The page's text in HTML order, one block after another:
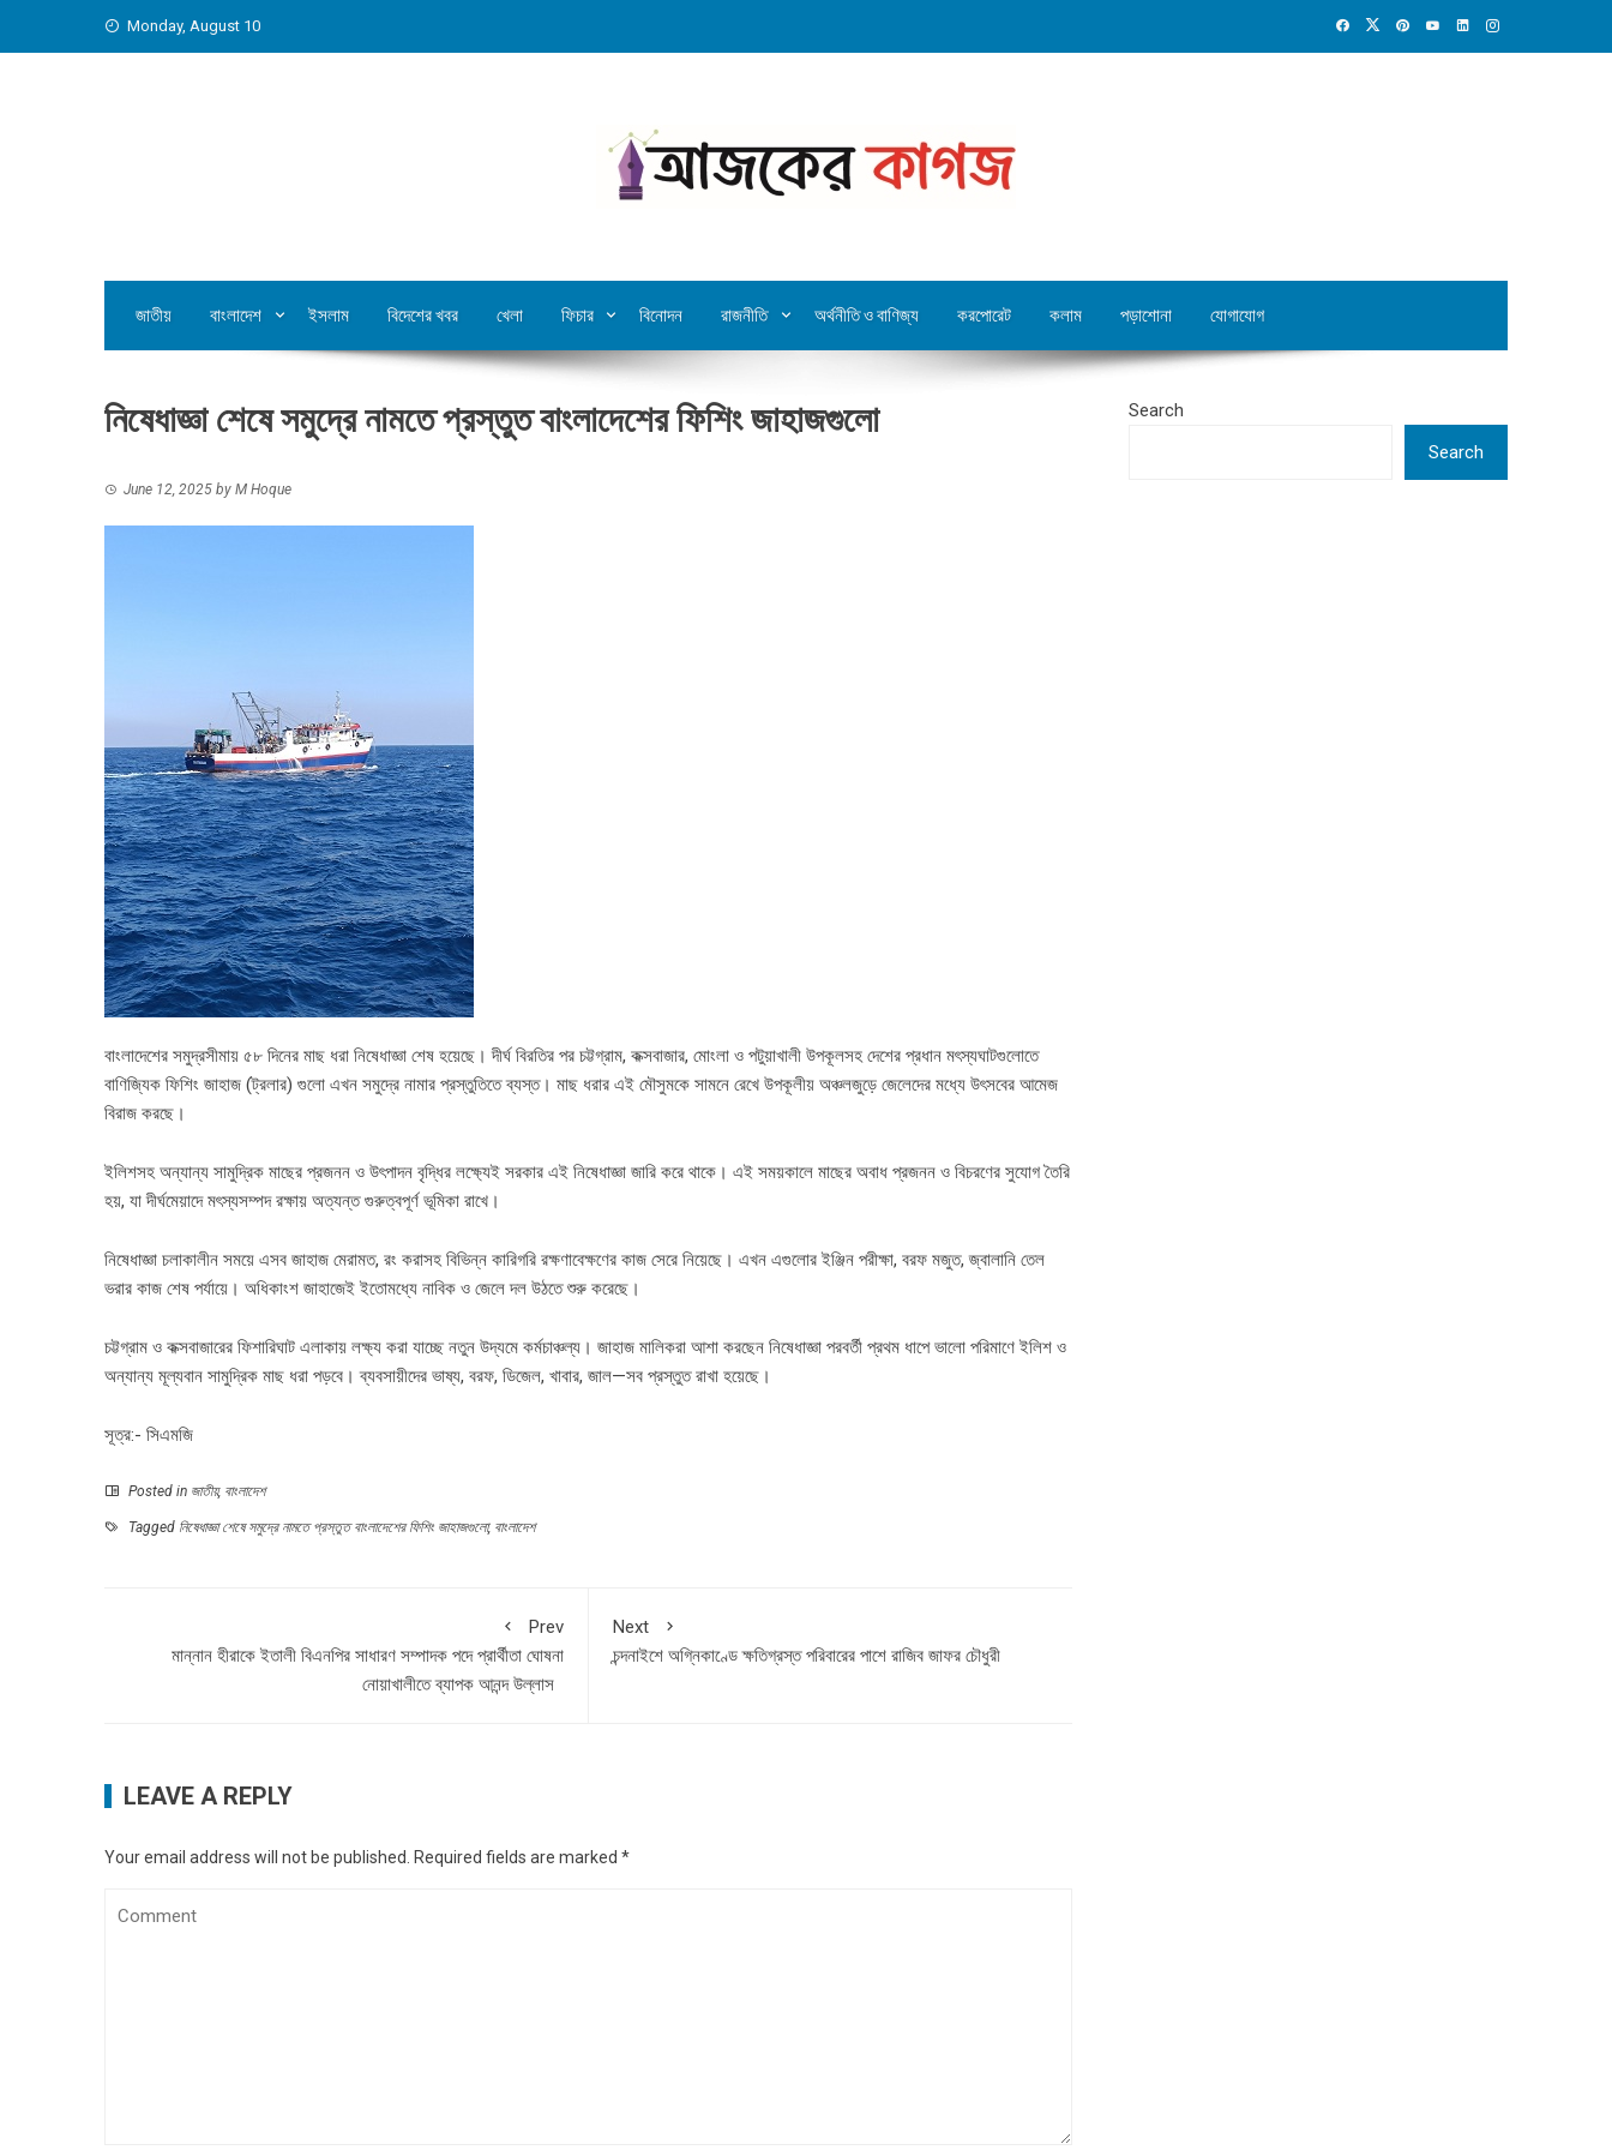
Monday, August 10
জাতীয় বাংলাদেশ ইসলাম বিদেশের খবর খেলা ফিচার বিনোদন রাজনীতি অর্থনীতি ও বাণিজ্য করপোরেট কলাম পড়াশোনা যোগাযোগ
নিষেধাজ্ঞা শেষে সমুদ্রে নামতে প্রস্তুত বাংলাদেশের ফিশিং জাহাজগুলো
June 12, 2025 by M Hoque
বাংলাদেশের সমুদ্রসীমায় ৫৮ দিনের মাছ ধরা নিষেধাজ্ঞা শেষ হয়েছে। দীর্ঘ বিরতির পর চট্টগ্রাম, কক্সবাজার, মোংলা ও পটুয়াখালী উপকূলসহ দেশের প্রধান মৎস্যঘাটগুলোতে
বাণিজ্যিক ফিশিং জাহাজ (ট্রলার) গুলো এখন সমুদ্রে নামার প্রস্তুতিতে ব্যস্ত। মাছ ধরার এই মৌসুমকে সামনে রেখে উপকূলীয় অঞ্চলজুড়ে জেলেদের মধ্যে উৎসবের আমেজ
বিরাজ করছে।
ইলিশসহ অন্যান্য সামুদ্রিক মাছের প্রজনন ও উৎপাদন বৃদ্ধির লক্ষ্যেই সরকার এই নিষেধাজ্ঞা জারি করে থাকে। এই সময়কালে মাছের অবাধ প্রজনন ও বিচরণের সুযোগ তৈরি
হয়, যা দীর্ঘমেয়াদে মৎস্যসম্পদ রক্ষায় অত্যন্ত গুরুত্বপূর্ণ ভূমিকা রাখে।
নিষেধাজ্ঞা চলাকালীন সময়ে এসব জাহাজ মেরামত, রং করাসহ বিভিন্ন কারিগরি রক্ষণাবেক্ষণের কাজ সেরে নিয়েছে। এখন এগুলোর ইঞ্জিন পরীক্ষা, বরফ মজুত, জ্বালানি তেল
ভরার কাজ শেষ পর্যায়ে। অধিকাংশ জাহাজেই ইতোমধ্যে নাবিক ও জেলে দল উঠতে শুরু করেছে।
চট্টগ্রাম ও কক্সবাজারের ফিশারিঘাট এলাকায় লক্ষ্য করা যাচ্ছে নতুন উদ্যমে কর্মচাঞ্চল্য। জাহাজ মালিকরা আশা করছেন নিষেধাজ্ঞা পরবর্তী প্রথম ধাপে ভালো পরিমাণে ইলিশ ও
অন্যান্য মূল্যবান সামুদ্রিক মাছ ধরা পড়বে। ব্যবসায়ীদের ভাষ্য, বরফ, ডিজেল, খাবার, জাল—সব প্রস্তুত রাখা হয়েছে।
সূত্র:- সিএমজি
Posted in জাতীয়, বাংলাদেশ
Tagged নিষেধাজ্ঞা শেষে সমুদ্রে নামতে প্রস্তুত বাংলাদেশের ফিশিং জাহাজগুলো, বাংলাদেশ
Prev
মান্নান হীরাকে ইতালী বিএনপির সাধারণ সম্পাদক পদে প্রার্থীতা ঘোষনা
নোয়াখালীতে ব্যাপক আনন্দ উল্লাস
Next
চন্দনাইশে অগ্নিকাণ্ডে ক্ষতিগ্রস্ত পরিবারের পাশে রাজিব জাফর চৌধুরী
LEAVE A REPLY
Your email address will not be published. Required fields are marked *
Search
Search